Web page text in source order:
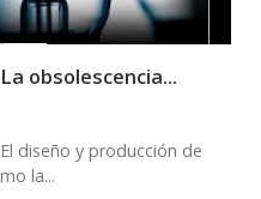
obsolescencia...
diseño y producción de
la...